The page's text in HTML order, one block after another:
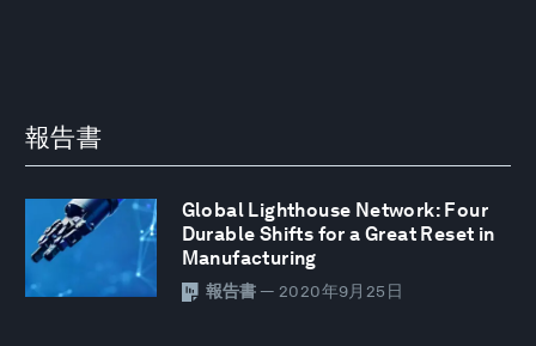
報告書
Global Lighthouse Network: Four
Durable Shifts for a Great Reset in
Manufacturing
報告書 — 2020年9月25日